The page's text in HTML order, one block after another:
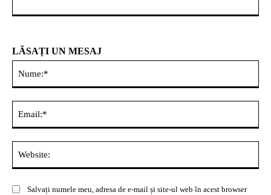
LĂSAȚI UN MESAJ
Salvați numele meu, adresa de e-mail și site-ul web în acest browser